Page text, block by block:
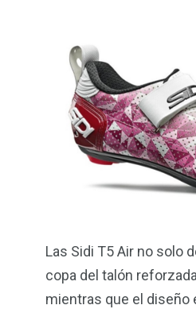
Las Sidi T5 Air no solo
copa del talón
mientras que el